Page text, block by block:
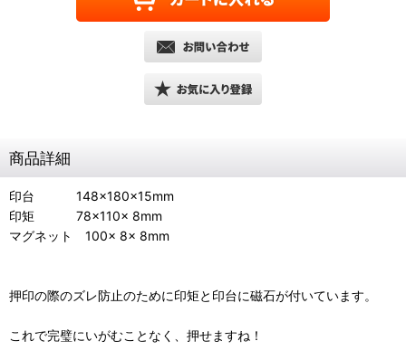
商品詳細
印台 148×180×15mm
印矩 78×110× 8mm
マグネット 100× 8× 8mm
押印の際のズレ防止のために印矩と印台に磁石が付いています。
これで完璧にいがむことなく、押せますね！